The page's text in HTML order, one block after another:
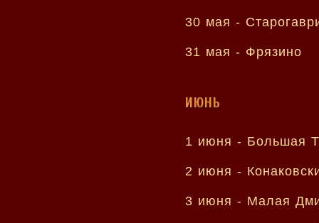
30 мая -
31 мая - Фрязино
ИЮНЬ
1 июня - Большая
2 июня -
3 июня - Малая